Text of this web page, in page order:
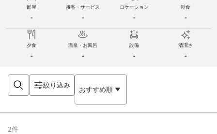
部屋
-
接客・サービス
-
ロケーション
-
朝食
-
夕食
-
温泉・お風呂
-
設備
-
清潔さ
-
絞り込み おすすめ順
2件